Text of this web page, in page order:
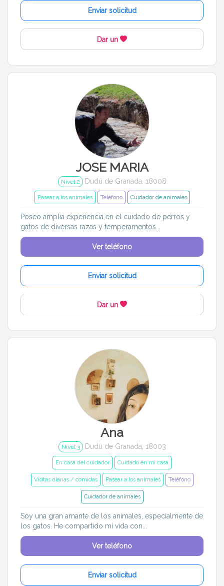
Enviar solicitud
Dar un
JOSE MARIA
Nivel 2 Dudú de Granada, 18008
Pasear a los animales Teléfono Cuidador de animales
Poseo amplia experiencia en el cuidado de perros y
gatos de diversas razas y temperamentos...
Ver teléfono
Enviar solicitud
Dar un
Ana
Nivel 3 Dudú de Granada, 18003
En casa del cuidador Cuidado en mi casa
Visitas diarias / comidas Pasear a los animales Teléfono
Cuidador de animales
Soy una gran amante de los animales, especialmente de
los gatos. He compartido mi vida con...
Ver teléfono
Enviar solicitud